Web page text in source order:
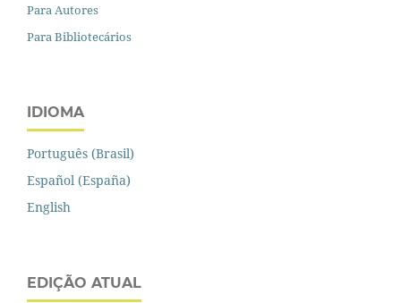
Para Autores
Para Bibliotecários
IDIOMA
Português (Brasil)
Español (España)
English
EDIÇÃO ATUAL